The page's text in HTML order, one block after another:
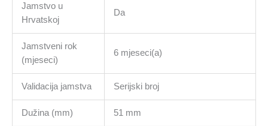
Jamstvo u
Hrvatskoj
Da
Jamstveni rok
(mjeseci)
6 mjeseci(a)
Validacija jamstva Serijski broj
Dužina (mm) 51 mm